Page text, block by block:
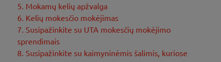
5. Mokamų kelių apžvalga
6. Kelių mokesčio mokėjimas
7. Susipažinkite su UTA mokesčių mokėjimo
sprendimais
8. Susipažinkite su kaimyninėmis šalimis, kuriose